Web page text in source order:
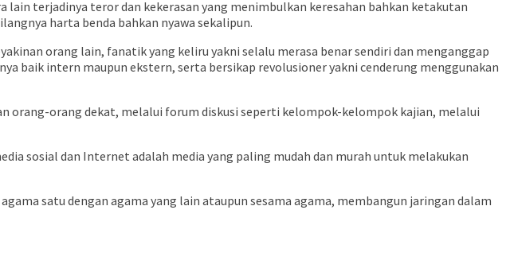
terjadinya teror dan kekerasan yang menimbulkan keresahan bahkan ketakutan
harta benda bahkan nyawa sekalipun.
orang lain, fanatik yang keliru yakni selalu merasa benar sendiri dan menganggap
baik intern maupun ekstern, serta bersikap revolusioner yakni cenderung menggunakan
orang-orang dekat, melalui forum diskusi seperti kelompok-kelompok kajian, melalui
sosial dan Internet adalah media yang paling mudah dan murah untuk melakukan
satu dengan agama yang lain ataupun sesama agama, membangun jaringan dalam